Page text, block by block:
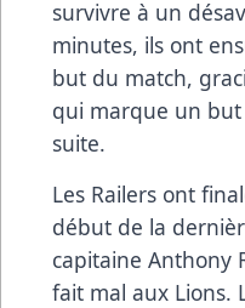
survivre à un
minutes, ils ont
but du match,
qui marque un
suite.
Les Railers ont
début de la
capitaine Anthony
fait mal aux Lions.